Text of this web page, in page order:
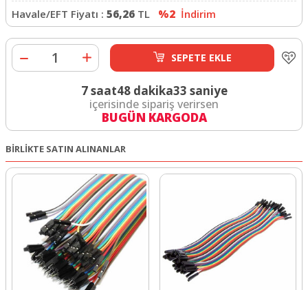
Havale/EFT Fiyatı : 56,26 TL %2 İndirim
SEPETE EKLE
7 saat48 dakika32 saniye
içerisinde sipariş verirsen
BUGÜN KARGODA
BİRLİKTE SATIN ALINANLAR